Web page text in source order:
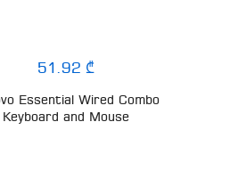
51.92 ₾
Essential Wired Combo
Keyboard and Mouse